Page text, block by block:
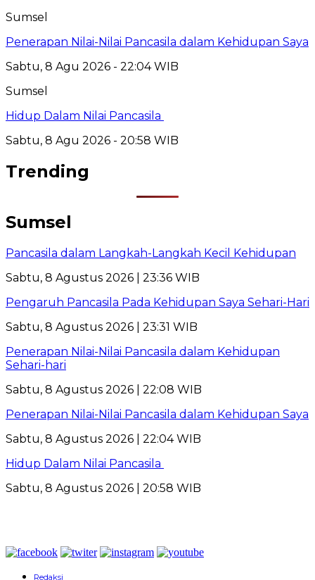
Sumsel
Penerapan Nilai-Nilai Pancasila dalam Kehidupan Saya
Sabtu, 8 Agu 2026 - 22:04 WIB
Sumsel
Hidup Dalam Nilai Pancasila
Sabtu, 8 Agu 2026 - 20:58 WIB
Trending
Sumsel
Pancasila dalam Langkah-Langkah Kecil Kehidupan
Sabtu, 8 Agustus 2026 | 23:36 WIB
Pengaruh Pancasila Pada Kehidupan Saya Sehari-Hari
Sabtu, 8 Agustus 2026 | 23:31 WIB
Penerapan Nilai-Nilai Pancasila dalam Kehidupan
Sehari-hari
Sabtu, 8 Agustus 2026 | 22:08 WIB
Penerapan Nilai-Nilai Pancasila dalam Kehidupan Saya
Sabtu, 8 Agustus 2026 | 22:04 WIB
Hidup Dalam Nilai Pancasila
Sabtu, 8 Agustus 2026 | 20:58 WIB
Redaksi